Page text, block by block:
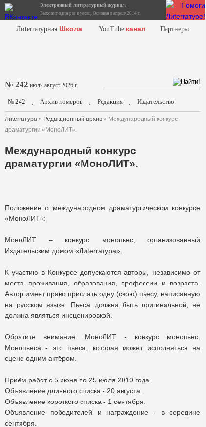
Электронный литературный журнал.
Выходит один раз в месяц. Основан в апреле 2014 г.
Лиterraтурная Школа YouTube канал Партнеры
№ 242 июль-август 2026 г.
№ 242 . Архив номеров . Редакция . Издательство
Лиterraтура » Редакционный архив » Международный конкурс
драматургии «МоноЛИТ».
Международный конкурс
драматургии «МоноЛИТ».
Положение о международном драматургическом конкурсе
«МоноЛИТ»:
МоноЛИТ – конкурс монопьес, организованный
Издательским домом «Лиterraтура».
К участию в Конкурсе допускаются авторы, независимо от
места проживания, образования, профессии и возраста.
Автор имеет право прислать одну (свою) пьесу, написанную
на русском языке. Пьеса должна быть оригинальной, не
должна являться инсценировкой.
Обратите внимание: МоноЛИТ - конкурс монопьес.
Монопьеса - это пьеса, которая может исполняться на
сцене одним актёром.
Приём работ с 5 июня по 25 июля 2019 года.
Объявление длинного списка - 20 августа.
Объявление короткого списка - 1 сентября.
Объявление победителей и награждение - в середине
сентября.